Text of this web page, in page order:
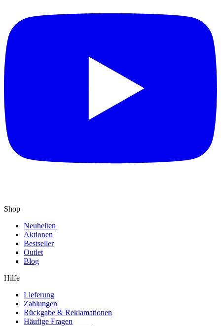
Shop
Neuheiten
Aktionen
Bestseller
Outlet
Blog
Hilfe
Lieferung
Zahlungen
Rückgabe & Reklamationen
Häufige Fragen